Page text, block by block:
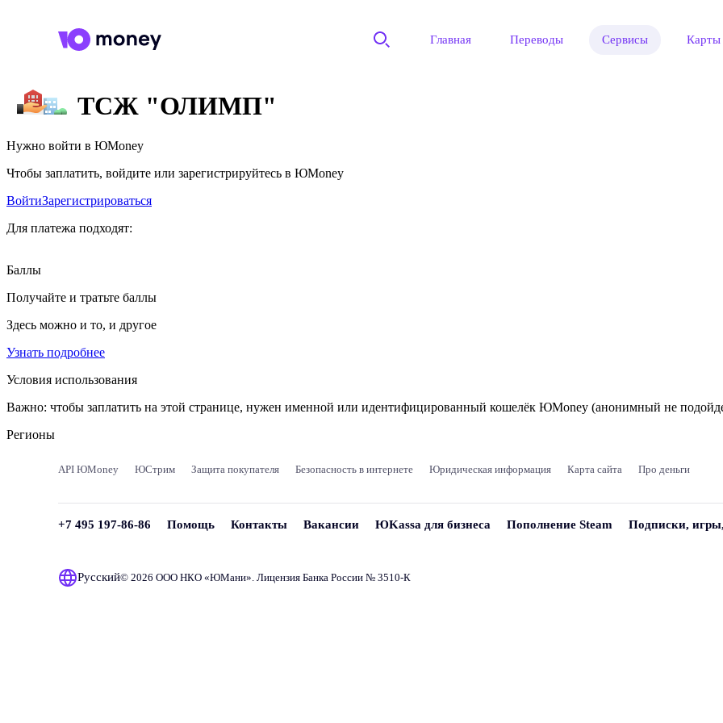
Главная Переводы Сервисы Карты
ТСЖ "ОЛИМП"
Нужно войти в ЮMoney
Чтобы заплатить, войдите или зарегистрируйтесь в ЮMoney
ВойтиЗарегистрироваться
Для платежа подходят:
Баллы
Получайте и тратьте баллы
Здесь можно и то, и другое
Узнать подробнее
Условия использования
Важно: чтобы заплатить на этой странице, нужен именной или идентифицированный кошелёк ЮMoney (анонимный не
Регионы
API ЮMoney ЮСтрим Защита покупателя Безопасность в интернете Юридическая информация Карта сайта Про деньги
+7 495 197-86-86 Помощь Контакты Вакансии ЮKassa для бизнеса Пополнение Steam Подписки,
Русский© 2026 ООО НКО «ЮМани». Лицензия Банка России № 3510‑К